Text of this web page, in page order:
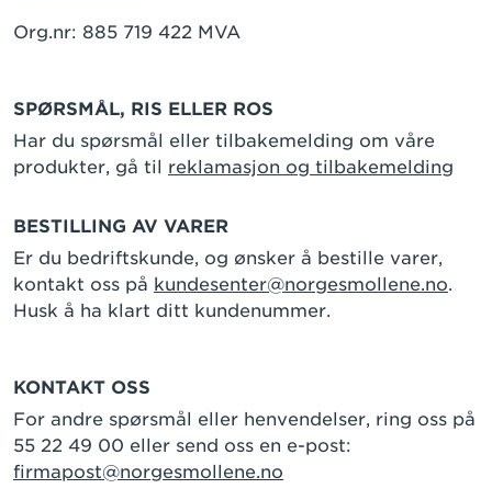
Org.nr: 885 719 422 MVA
SPØRSMÅL, RIS ELLER ROS
Har du spørsmål eller tilbakemelding om våre
produkter, gå til reklamasjon og tilbakemelding
BESTILLING AV VARER
Er du bedriftskunde, og ønsker å bestille varer,
kontakt oss på kundesenter@norgesmollene.no.
Husk å ha klart ditt kundenummer.
KONTAKT OSS
For andre spørsmål eller henvendelser, ring oss på
55 22 49 00 eller send oss en e-post:
firmapost@norgesmollene.no